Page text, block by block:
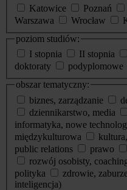
Katowice
Poznań
Warszawa
Wrocław
poziom studiów:
I stopnia
II stopnia
doktoraty
podyplomowe
obszar tematyczny:
biznes, zarządzanie
dziennikarstwo, media
informatyka, nowe
międzykulturowa
public relations
prawo
rozwój osobisty,
polityka
zdrowie,
inteligencja)